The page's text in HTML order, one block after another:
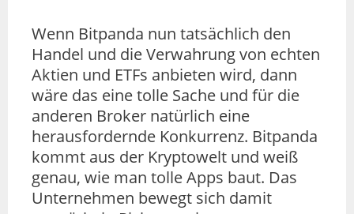
Wenn Bitpanda nun tatsächlich den
Handel und die Verwahrung von echten
Aktien und ETFs anbieten wird, dann
wäre das eine tolle Sache und für die
anderen Broker natürlich eine
herausfordernde Konkurrenz. Bitpanda
kommt aus der Kryptowelt und weiß
genau, wie man tolle Apps baut. Das
Unternehmen bewegt sich damit